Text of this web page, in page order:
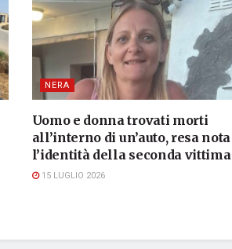
NERA
Uomo e donna trovati morti
all’interno di un’auto, resa nota
l’identità della seconda vittima
15 LUGLIO 2026